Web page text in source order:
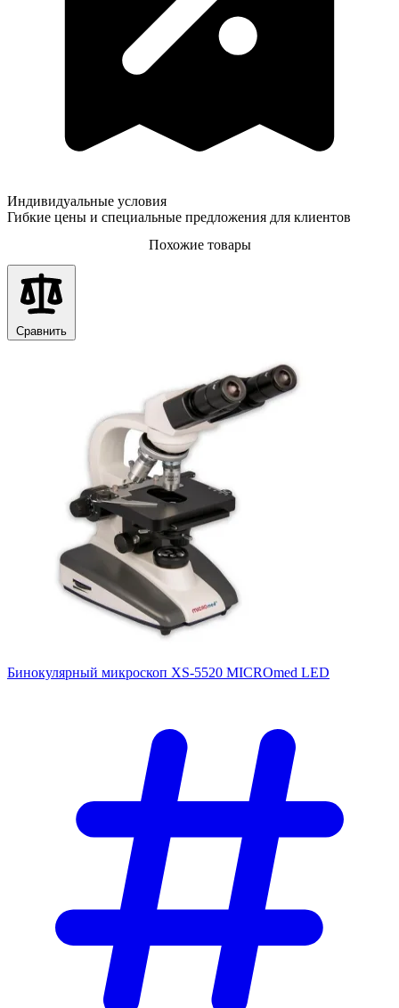
Индивидуальные условия
Гибкие цены и специальные предложения для клиентов
Похожие товары
Сравнить
Бинокулярный микроскоп XS-5520 MICROmed LED